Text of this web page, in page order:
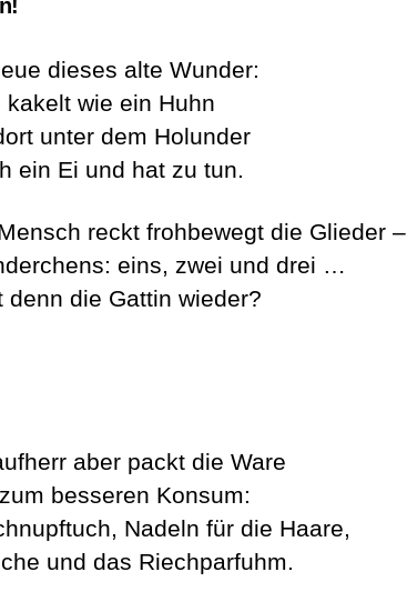
dieses alte Wunder:
kakelt wie ein Huhn
unter dem Holunder
ein Ei und hat zu tun.
reckt frohbewegt die Glieder –
eins, zwei und drei …
denn die Gattin wieder?
aber packt die Ware
besseren Konsum:
Nadeln für die Haare,
und das Riechparfuhm.